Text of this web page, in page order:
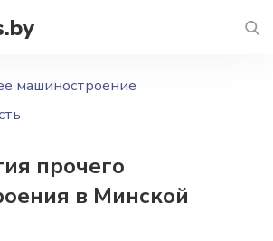
машиностроение
прочего
в Минской